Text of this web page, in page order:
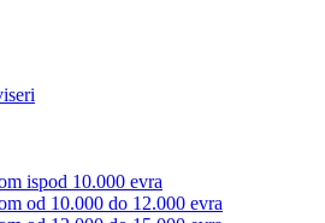
ispod 10.000 evra
od 10.000 do 12.000 evra